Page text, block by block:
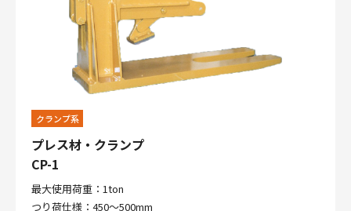
クランプ系
プレス材・クランプ
CP-1
最大使用荷重：1ton
つり荷仕様：450～500mm